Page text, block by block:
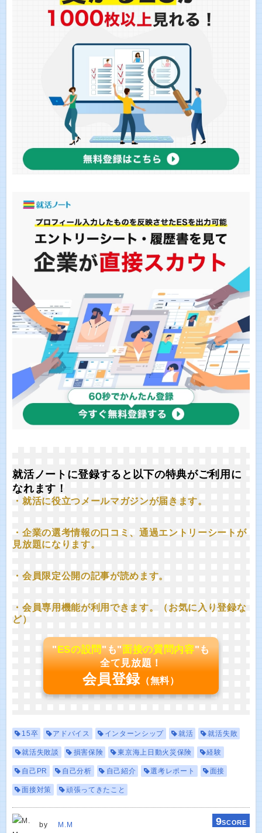
就活ノートに登録すると以下の特典がご利用に
なれます！
・就活に役立つメールマガジンが届きます。
・企業の選考情報の口コミ、通過エントリーシートが
見放題になります。
・会員限定公開の記事が読めます。
・会員専用機能が利用できます。（お気に入り登録な
ど）
"ESの設問"も"面接の質問内容"も
全て見放題！
会員登録 （無料）
15卒 アドバイス インターンシップ 就活 就活失敗
就活失敗談 損害保険 東京海上日動火災保険 経験
自己PR 自己分析 自己紹介 選考レポート 面接
面接対策 頑張ってきたこと
by M.M 9SCORE